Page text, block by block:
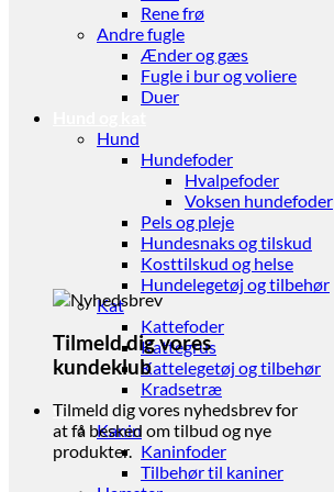
Rene frø
Andre fugle
Ænder og gæs
Fugle i bur og voliere
Duer
Hund
Hundefoder
Hvalpefoder
Voksen hundefoder
Pels og pleje
Hundesnaks og tilskud
Kosttilskud og helse
Hundelegetøj og tilbehør
Kat
Kattefoder
Kattegrus
Kattelegetøj og tilbehør
Kradsetræ
Gnaver
Kanin
Kaninfoder
Tilbehør til kaniner
Tilmeld dig vores
kundeklub
Tilmeld dig vores nyhedsbrev for
at få besked om tilbud og nye
produkter.